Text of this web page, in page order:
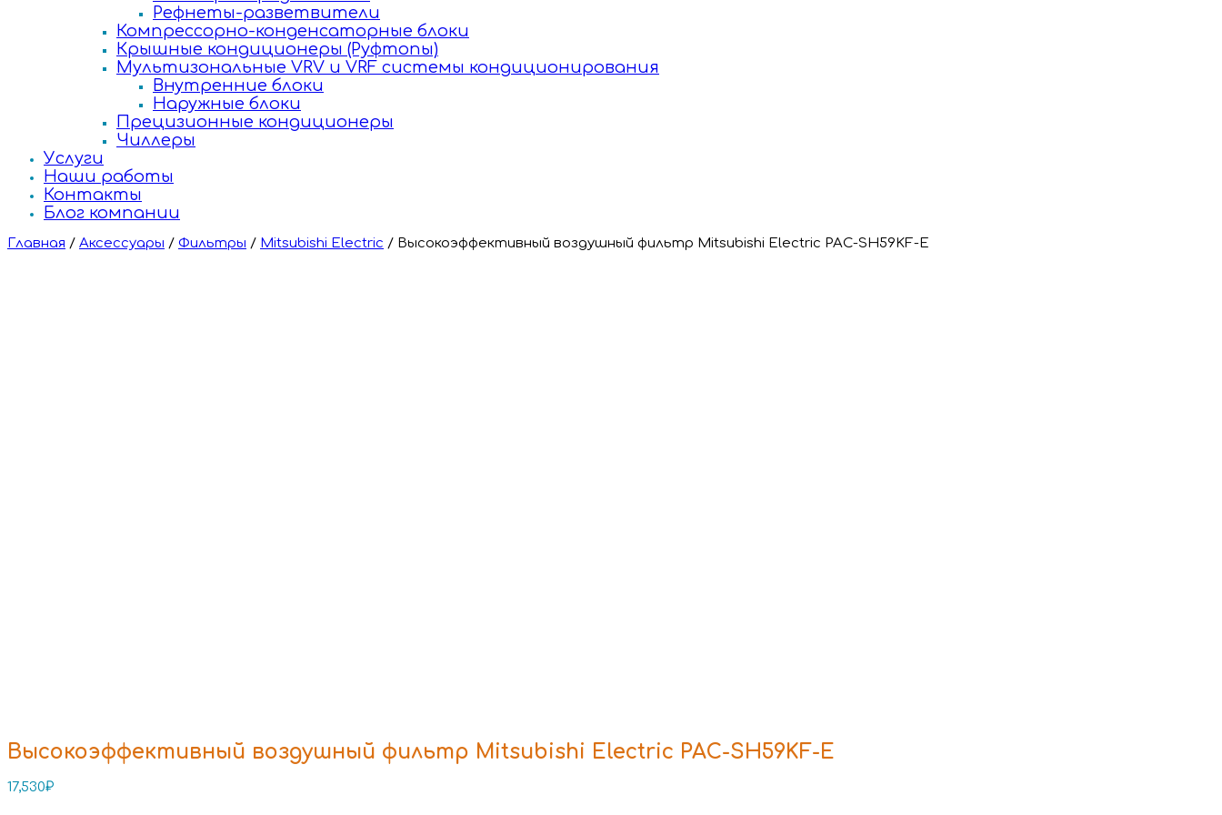
Рефнеты-разветвители
Компрессорно-конденсаторные блоки
Крышные кондиционеры (Руфтопы)
Мультизональные VRV и VRF системы кондиционирования
Внутренние блоки
Наружные блоки
Прецизионные кондиционеры
Чиллеры
Услуги
Наши работы
Контакты
Блог компании
Главная / Аксессуары / Фильтры / Mitsubishi Electric / Высокоэффективный воздушный фильтр Mitsubishi Electric PAC-SH59KF-E
Высокоэффективный воздушный фильтр Mitsubishi Electric PAC-SH59KF-E
17,530₽